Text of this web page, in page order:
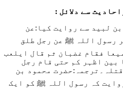
سے دلائل :
عن
رسول اللہ ﷺ عن رجل طلق
فقام غضبان ثم قال ایلعب
بین اظہر کم حتی قام رجل
۔ترجمہ:حضرت محمود بن
کہ رسول اللہ ﷺ کو ایک